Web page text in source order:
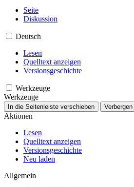
Seite
Diskussion
Deutsch
Lesen
Quelltext anzeigen
Versionsgeschichte
Werkzeuge
Werkzeuge
In die Seitenleiste verschieben Verbergen
Aktionen
Lesen
Quelltext anzeigen
Versionsgeschichte
Neu laden
Allgemein